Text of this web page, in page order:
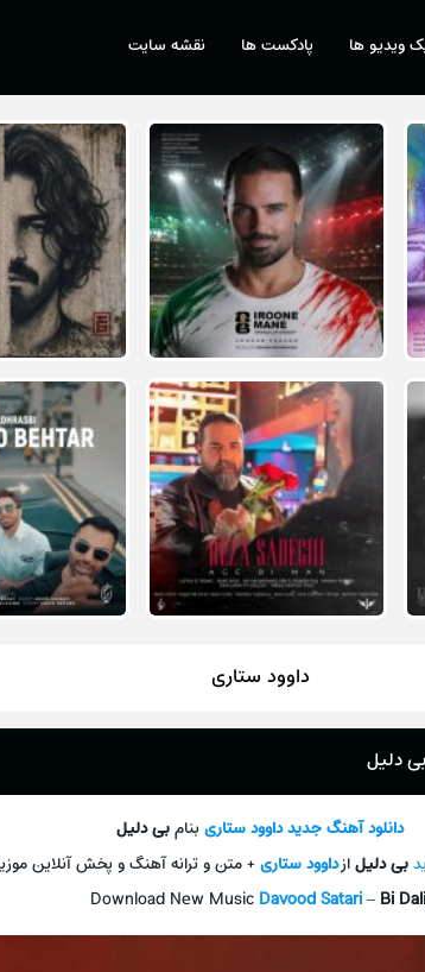
ویدیو ها پادکست ها نقشه سایت
داوود ستاری
دلیل
دانلود آهنگ جديدداوود ستاریبنامبی دلیل
بی دلیلازداوود ستاری+ متن و ترانه آهنگ و پخش آنلاين
Download New Music Davood Satari– Bi